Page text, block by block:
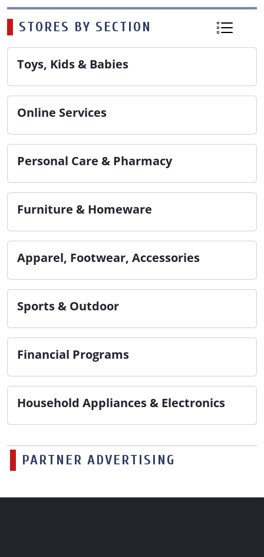
STORES BY SECTION
Toys, Kids & Babies
Online Services
Personal Care & Pharmacy
Furniture & Homeware
Apparel, Footwear, Accessories
Sports & Outdoor
Financial Programs
Household Appliances & Electronics
PARTNER ADVERTISING